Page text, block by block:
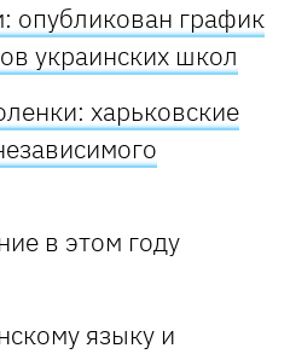
опубликован график
украинских школ
харьковские
в этом году
языку и